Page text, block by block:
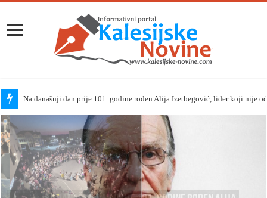
Na današnji dan prije 101. godine rođen Alija Izetbegović, lider koji nije